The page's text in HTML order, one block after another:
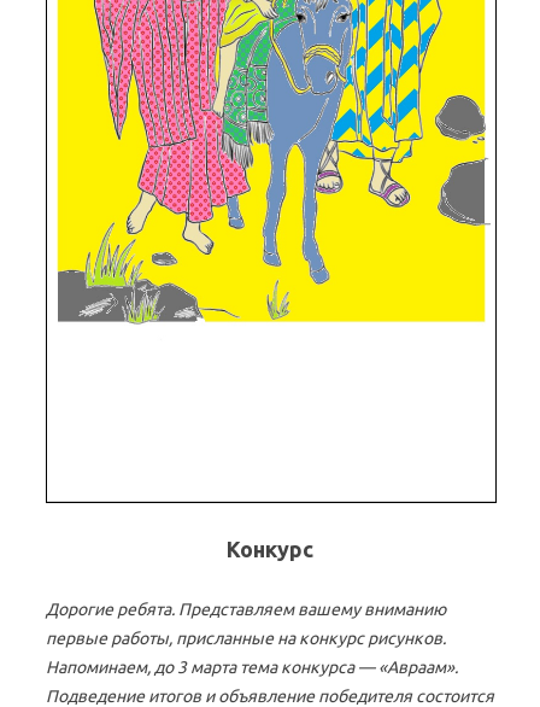
Конкурс
Дорогие ребята. Представляем вашему вниманию
первые работы, присланные на конкурс рисунков.
Напоминаем, до 3 марта тема конкурса — «Авраам».
Подведение итогов и объявление победителя состоится